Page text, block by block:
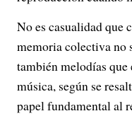
No es casualidad que
memoria colectiva no
también melodías
música, según se
papel fundamental al